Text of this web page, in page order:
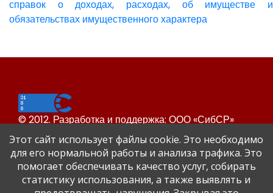
справок о доходах, расходах, об имуществе и
обязательствах имущественного характера
© 2012. Разработка и поддержка: ООО «СибСР»
Все права защищены законом и международными
соглашениями.
Этот сайт использует файлы cookie. Это необходимо
для его нормальной работы и анализа трафика. Это
помогает обеспечивать качество услуг, собирать
статистику использования, а также выявлять и